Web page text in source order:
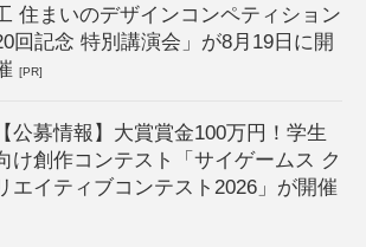
住まいのデザインコンペティション
回記念 特別講演会」が8月19日に開
[PR]
【公募情報】大賞賞金100万円！学生
け創作コンテスト「サイゲームス ク
エイティブコンテスト2026」が開催